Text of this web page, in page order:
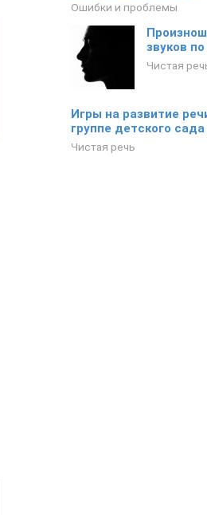
Ошибки и проблемы
звуков
Чистая
Игры на развитие
группе детского сада
Чистая речь